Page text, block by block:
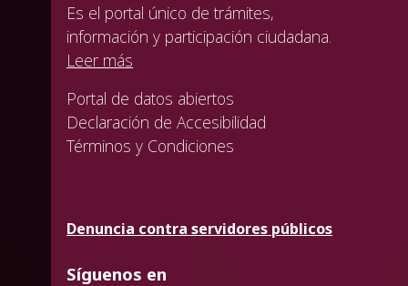
Es el portal único de trámites,
información y participación ciudadana.
Leer más
Portal de datos abiertos
Declaración de Accesibilidad
Términos y Condiciones
Denuncia contra servidores públicos
Síguenos en